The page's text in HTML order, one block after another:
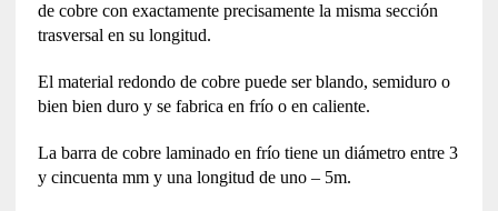
de cobre con exactamente precisamente la misma sección
trasversal en su longitud.
El material redondo de cobre puede ser blando, semiduro o
bien bien duro y se fabrica en frío o en caliente.
La barra de cobre laminado en frío tiene un diámetro entre 3
y cincuenta mm y una longitud de uno – 5m.